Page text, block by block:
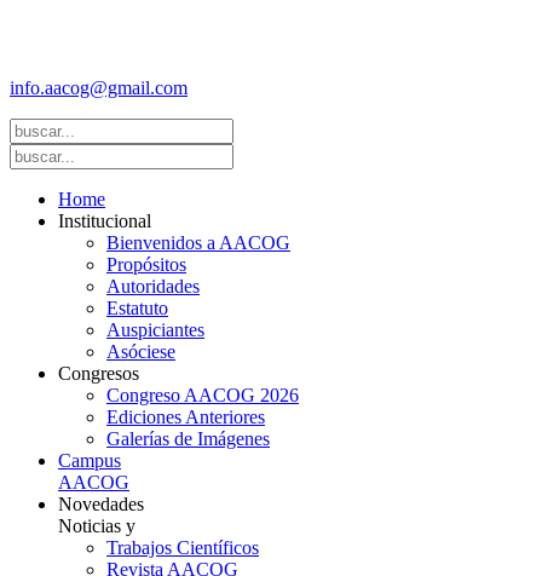
info.aacog@gmail.com
Home
Institucional
Bienvenidos a AACOG
Propósitos
Autoridades
Estatuto
Auspiciantes
Asóciese
Congresos
Congreso AACOG 2026
Ediciones Anteriores
Galerías de Imágenes
Campus
AACOG
Novedades
Noticias y
Trabajos Científicos
Revista AACOG